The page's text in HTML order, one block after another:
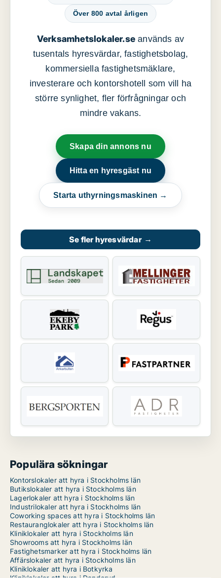
Över 800 avtal årligen
Verksamhetslokaler.se används av
tusentals hyresvärdar, fastighetsbolag,
kommersiella fastighetsmäklare,
investerare och kontorshotell som vill ha
större synlighet, fler förfrågningar och
mindre vakans.
Skapa din annons nu
Hitta en hyresgäst nu
Starta uthyrningsmaskinen →
Se fler hyresvärdar →
Populära sökningar
Kontorslokaler att hyra i Stockholms län
Butikslokaler att hyra i Stockholms län
Lagerlokaler att hyra i Stockholms län
Industrilokaler att hyra i Stockholms län
Coworking spaces att hyra i Stockholms län
Restauranglokaler att hyra i Stockholms län
Kliniklokaler att hyra i Stockholms län
Showrooms att hyra i Stockholms län
Fastighetsmarker att hyra i Stockholms län
Affärslokaler att hyra i Stockholms län
Kliniklokaler att hyra i Botkyrka